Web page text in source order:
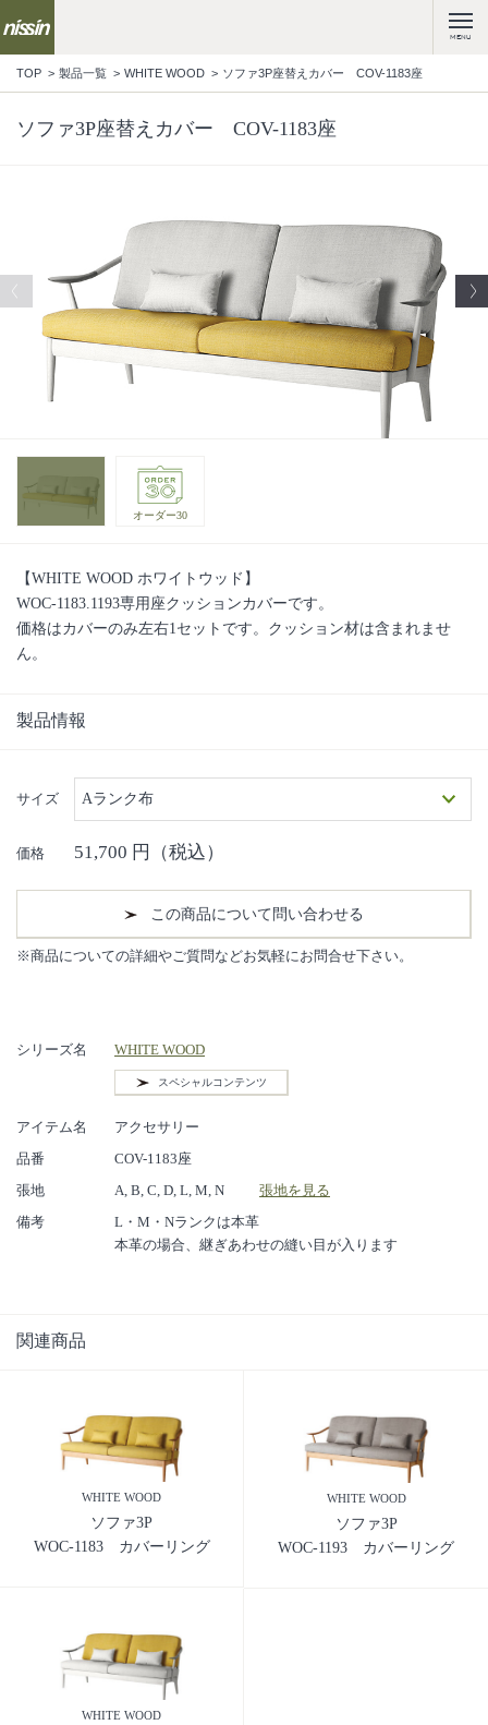
MENU
TOP 製品一覧 WHITE WOOD ソファ3P座替えカバー COV-1183座
ソファ3P座替えカバー COV-1183座
オーダー30
【WHITE WOOD ホワイトウッド】
WOC-1183.1193専用座クッションカバーです。
価格はカバーのみ左右1セットです。クッション材は含まれませ
ん。
製品情報
サイズ Aランク布
価格 51,700 円（税込）
この商品について問い合わせる
※商品についての詳細やご質問などお気軽にお問合せ下さい。
シリーズ名 WHITE WOOD
スペシャルコンテンツ
アイテム名
アクセサリー
品番
COV-1183座
張地
A, B, C, D, L, M, N
張地を見る
備考
L・M・Nランクは本革
本革の場合、継ぎあわせの縫い目が入ります
関連商品
WHITE WOOD
ソファ3P
WOC-1183 カバーリング
WHITE WOOD
ソファ3P
WOC-1193 カバーリング
WHITE WOOD